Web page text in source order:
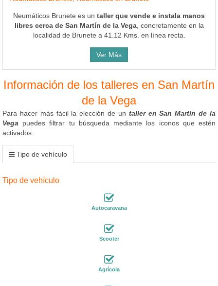
Neumáticos Brunete es un taller que vende e instala manos
libres cerca de San Martín de la Vega, concretamente en la
localidad de Brunete a 41.12 Kms. en línea recta.
Ver Más
Información de los talleres en San Martín
de la Vega
Para hacer más fácil la elección de un taller en San Martín de la
Vega puedes filtrar tu búsqueda mediante los iconos que estén
activados:
Tipo de vehículo
Tipo de vehículo
Autocaravana
Scooter
Agrícola